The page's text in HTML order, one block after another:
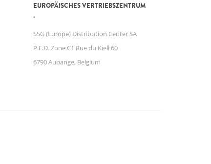
EUROPÄISCHES VERTRIEBSZENTRUM
SSG (Europe) Distribution Center SA
P.E.D. Zone C1 Rue du Kiell 60
6790 Aubange, Belgium